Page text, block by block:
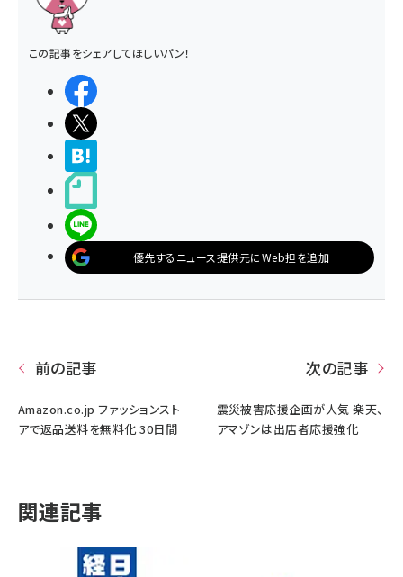
この記事をシェアしてほしいパン！
優先するニュース提供元にWeb担を追加
前の記事
Amazon.co.jp ファッションスト
アで返品送料を無料化 30日間
次の記事
震災被害応援企画が人気 楽天、
アマゾンは出店者応援強化
関連記事